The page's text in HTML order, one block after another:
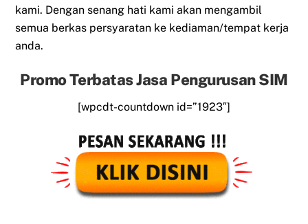
kami. Dengan senang hati kami akan mengambil
semua berkas persyaratan ke kediaman/tempat kerja
anda.
Promo Terbatas Jasa Pengurusan SIM
[wpcdt-countdown id=”1923″]